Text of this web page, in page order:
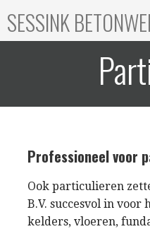
naar
de
SESSINK
Professioneel voor
Ook particulieren
B.V. succesvol in
kelders, vloeren,